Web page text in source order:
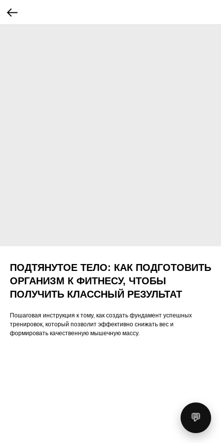
💬
ПОДТЯНУТОЕ ТЕЛО: КАК ПОДГОТОВИТЬ
ОРГАНИЗМ К ФИТНЕСУ, ЧТОБЫ
ПОЛУЧИТЬ КЛАССНЫЙ РЕЗУЛЬТАТ
Пошаговая инструкция к тому, как создать фундамент успешных
тренировок, который позволит эффективно снижать вес и
формировать качественную мышечную массу.